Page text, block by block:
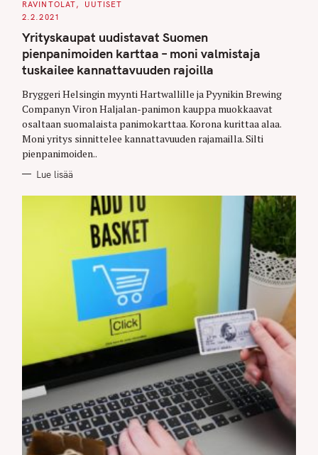
T
E
O
R
E
S
RAVINTOLAT
UUTISET
2.2.2021
Yrityskaupat uudistavat Suomen
pienpanimoiden karttaa – moni valmistaja
tuskailee kannattavuuden rajoilla
Bryggeri Helsingin myynti Hartwallille ja Pyynikin Brewing
Companyn Viron Haljalan-panimon kauppa muokkaavat
osaltaan suomalaista panimokarttaa. Korona kurittaa alaa.
Moni yritys sinnittelee kannattavuuden rajamailla. Silti
pienpanimoiden..
Lue lisää